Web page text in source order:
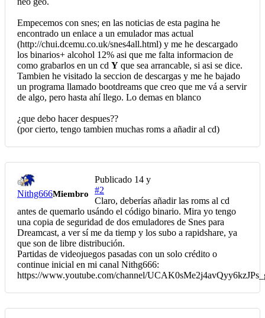
Empecemos con snes; en las noticias de esta pagina he
encontrado un enlace a un emulador mas actual
(http://chui.dcemu.co.uk/snes4all.html) y me he descargado
los binarios+ alcohol 12% asi que me falta informacion de
como grabarlos en un cd Y que sea arrancable, si asi se dice.
Tambien he visitado la seccion de descargas y me he bajado
un programa llamado bootdreams que creo que me vá a servir
de algo, pero hasta ahí llego. Lo demas en blanco
¿que debo hacer despues??
(por cierto, tengo tambien muchas roms a añadir al cd)
Nithg666Miembro
Publicado 14 y
#2
Claro, deberías añadir las roms al cd
antes de quemarlo usándo el código binario. Mira yo tengo
una copia de seguridad de dos emuladores de Snes para
Dreamcast, a ver sí me da tiemp y los subo a rapidshare, ya
que son de libre distribución.
Partidas de videojuegos pasadas con un solo crédito o
continue inicial en mi canal Nithg666:
https://www.youtube.com/channel/